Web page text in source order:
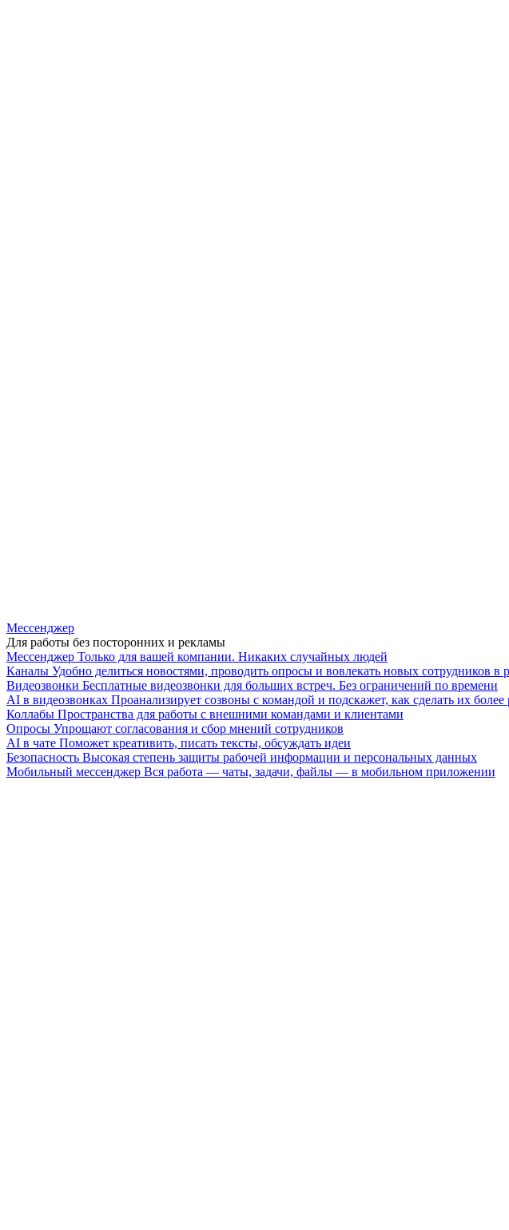
Мессенджер
Для работы без посторонних и рекламы
Мессенджер Только для вашей компании. Никаких случайных людей
Каналы Удобно делиться новостями, проводить опросы и вовлекать новых сотрудников в
Видеозвонки Бесплатные видеозвонки для больших встреч. Без ограничений по времени
AI в видеозвонках Проанализирует созвоны с командой и подскажет, как сделать их более
Коллабы Пространства для работы с внешними командами и клиентами
Опросы Упрощают согласования и сбор мнений сотрудников
AI в чате Поможет креативить, писать тексты, обсуждать идеи
Безопасность Высокая степень защиты рабочей информации и персональных данных
Мобильный мессенджер Вся работа — чаты, задачи, файлы — в мобильном приложении